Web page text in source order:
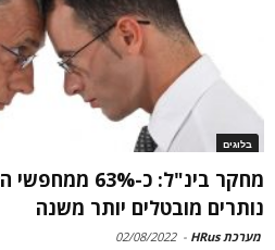
בלוגים
מחקר בינ"ל: כ-
נותרים מובטלים יותר משנה
מערכת HRus -
02/08/2022